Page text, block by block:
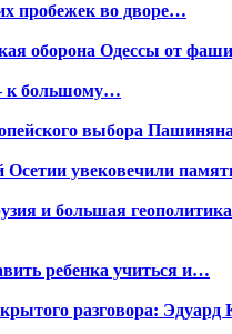
пробежек во дворе…
оборона Одессы от
к большому…
выбора Пашиняна
увековечили
и большая геополитика
ребенка учиться и…
разговора: